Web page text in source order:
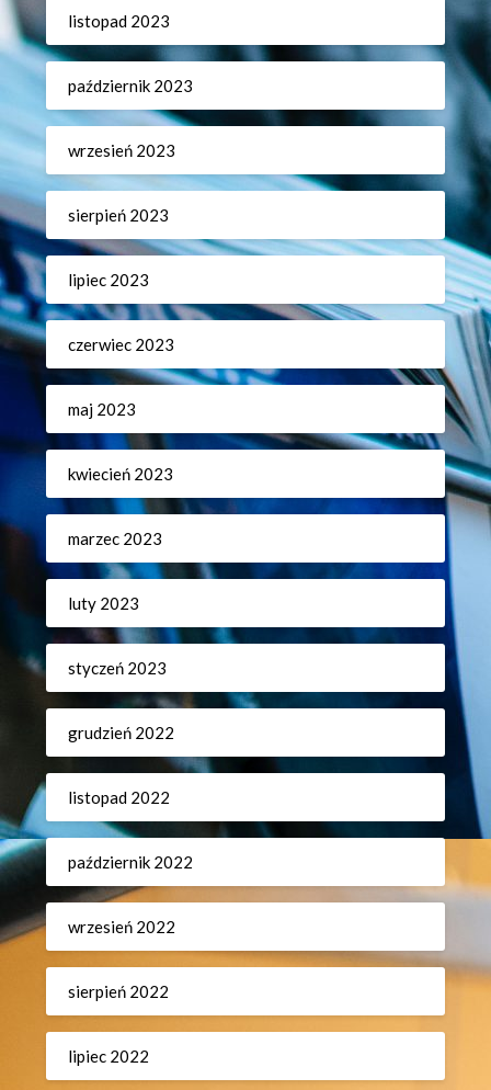
listopad 2023
październik 2023
wrzesień 2023
sierpień 2023
lipiec 2023
czerwiec 2023
maj 2023
kwiecień 2023
marzec 2023
luty 2023
styczeń 2023
grudzień 2022
listopad 2022
październik 2022
wrzesień 2022
sierpień 2022
lipiec 2022